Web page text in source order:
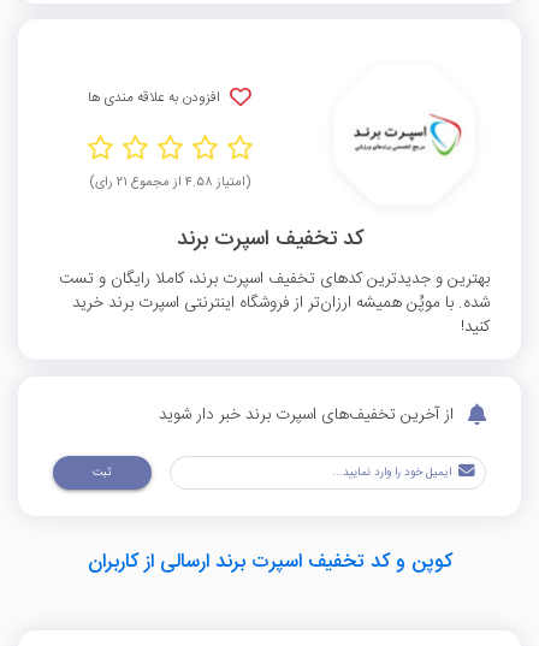
افزودن به علاقه مندی ها
(امتیاز ۴.۵۸ از مجموع ۲۱ رای)
کد تخفیف اسپرت برند
بهترین و جدیدترین کدهای تخفیف اسپرت برند، کاملا رایگان و تست
شده. با موپُن همیشه ارزان‌تر از فروشگاه اینترنتی اسپرت برند خرید
کنید!
از آخرین تخفیف‌های اسپرت برند خبر دار شوید
ثبت
کوپن و کد تخفیف اسپرت برند ارسالی از کاربران